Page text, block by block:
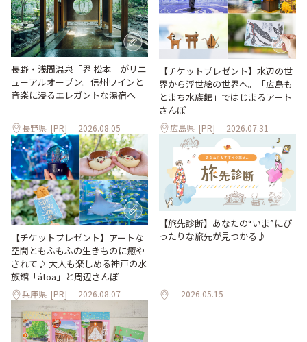
長野・浅間温泉「界 松本」がリニ
ューアルオープン。信州ワインと
音楽に浸るエレガントな湯宿へ
長野県 [PR] 2026.08.05
【チケットプレゼント】水辺の世
界から浮世絵の世界へ。「広島も
とまち水族館」ではじまるアート
さんぽ
広島県 [PR] 2026.07.31
【チケットプレゼント】アートな
空間ともふもふの生きものに癒や
されて♪ 大人も楽しめる神戸の水
族館「átoa」と周辺さんぽ
兵庫県 [PR] 2026.08.07
【旅先診断】あなたの“いま”にぴ
ったりな旅先が見つかる♪
2026.05.15